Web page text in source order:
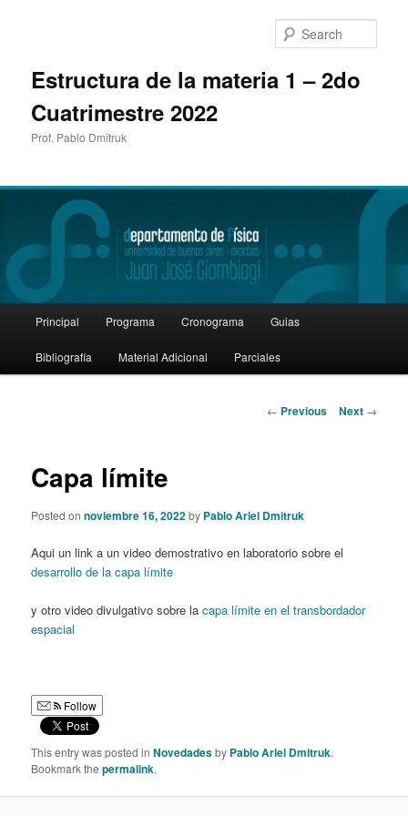
Estructura de la materia 1 – 2do
Cuatrimestre 2022
Prof. Pablo Dmitruk
Skip
to
Principal Programa Cronograma Guias
Bibliografía Material Adicional Parciales
Post
← Previous Next →
Capa límite
Posted onnoviembre 16, 2022by Pablo Ariel Dmitruk
Aqui un link a un video demostrativo en laboratorio sobre el
desarrollo de la capa límite
y otro video divulgativo sobre lacapa límite en el transbordador
espacial
Follow
This entry was posted inNovedadesby Pablo Ariel Dmitruk.
Bookmark thepermalink.